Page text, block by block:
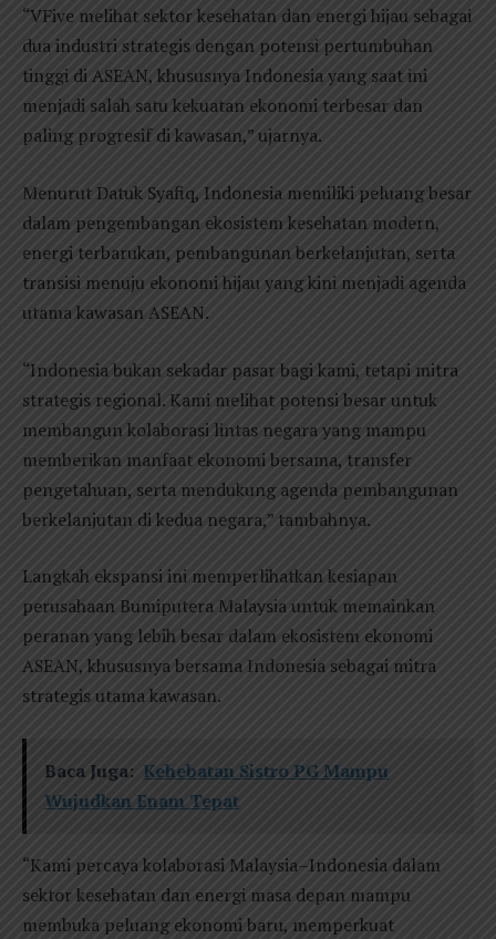
“VFive melihat sektor kesehatan dan energi hijau sebagai
dua industri strategis dengan potensi pertumbuhan
tinggi di ASEAN, khususnya Indonesia yang saat ini
menjadi salah satu kekuatan ekonomi terbesar dan
paling progresif di kawasan,” ujarnya.
Menurut Datuk Syafiq, Indonesia memiliki peluang besar
dalam pengembangan ekosistem kesehatan modern,
energi terbarukan, pembangunan berkelanjutan, serta
transisi menuju ekonomi hijau yang kini menjadi agenda
utama kawasan ASEAN.
“Indonesia bukan sekadar pasar bagi kami, tetapi mitra
strategis regional. Kami melihat potensi besar untuk
membangun kolaborasi lintas negara yang mampu
memberikan manfaat ekonomi bersama, transfer
pengetahuan, serta mendukung agenda pembangunan
berkelanjutan di kedua negara,” tambahnya.
Langkah ekspansi ini memperlihatkan kesiapan
perusahaan Bumiputera Malaysia untuk memainkan
peranan yang lebih besar dalam ekosistem ekonomi
ASEAN, khususnya bersama Indonesia sebagai mitra
strategis utama kawasan.
Baca Juga: Kehebatan Sistro PG Mampu
Wujudkan Enam Tepat
“Kami percaya kolaborasi Malaysia–Indonesia dalam
sektor kesehatan dan energi masa depan mampu
membuka peluang ekonomi baru, memperkuat